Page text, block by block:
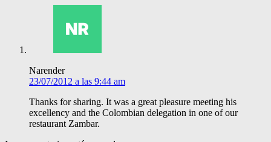
Narender
23/07/2012 a las 9:44 am
Thanks for sharing. It was a great pleasure meeting his
excellency and the Colombian delegation in one of our
restaurant Zambar.